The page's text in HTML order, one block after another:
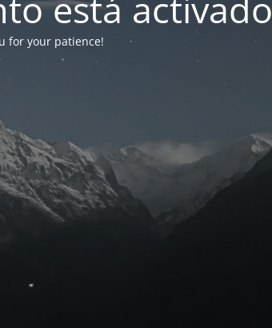
for your patience!